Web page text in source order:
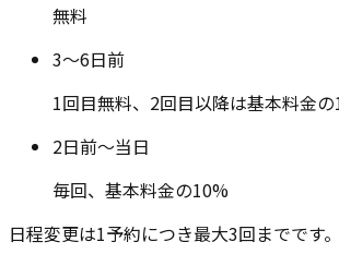
無料
3〜6日前
1回目無料、2回目以降は基本料金
2日前〜当日
毎回、基本料金の10%
日程変更は1予約につき最大3回までです。